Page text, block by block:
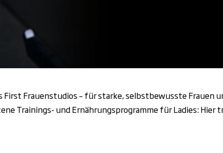
Frauenstudios – für starke, selbstbewusste Frauen
Trainings- und Ernährungsprogramme für Ladies: